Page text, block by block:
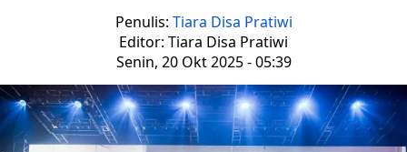
Penulis: Tiara Disa Pratiwi
Editor: Tiara Disa Pratiwi
Senin, 20 Okt 2025 - 05:39